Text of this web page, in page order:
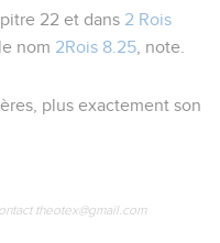
22 et dans 2 Rois
nom 2Rois 8.25 , note.
, plus exactement son
theotex@gmail.com